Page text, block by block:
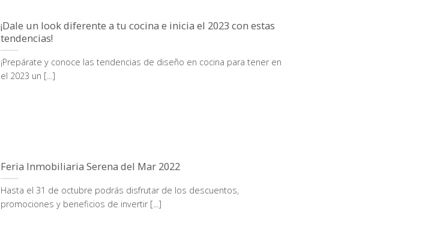
¡Dale un look diferente a tu cocina e inicia el 2023 con estas
tendencias!
¡Prepárate y conoce las tendencias de diseño en cocina para tener en
el 2023 un [...]
Feria Inmobiliaria Serena del Mar 2022
Hasta el 31 de octubre podrás disfrutar de los descuentos,
promociones y beneficios de invertir [...]